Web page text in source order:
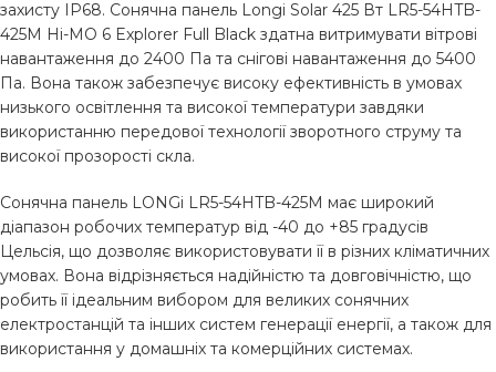
захисту IP68. Сонячна панель Longi Solar 425 Вт LR5-54HTB-
425M Hi-MO 6 Explorer Full Black здатна витримувати вітрові
навантаження до 2400 Па та снігові навантаження до 5400
Па. Вона також забезпечує високу ефективність в умовах
низького освітлення та високої температури завдяки
використанню передової технології зворотного струму та
високої прозорості скла.
Сонячна панель LONGi LR5-54HTB-425M має широкий
діапазон робочих температур від -40 до +85 градусів
Цельсія, що дозволяє використовувати її в різних кліматичних
умовах. Вона відрізняється надійністю та довговічністю, що
робить її ідеальним вибором для великих сонячних
електростанцій та інших систем генерації енергії, а також для
використання у домашніх та комерційних системах.